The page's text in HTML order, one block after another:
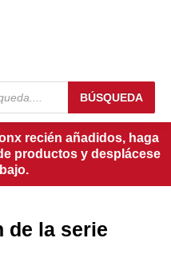
BÚSQUEDA
recién añadidos, haga
productos y desplácese
de la serie